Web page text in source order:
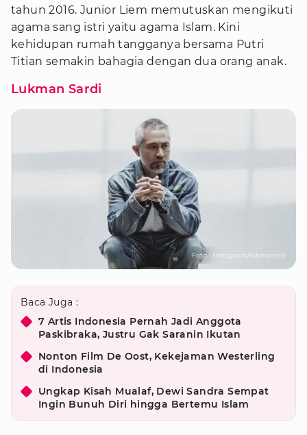
tahun 2016. Junior Liem memutuskan mengikuti
agama sang istri yaitu agama Islam. Kini
kehidupan rumah tangganya bersama Putri
Titian semakin bahagia dengan dua orang anak.
Lukman Sardi
Foto : Instagram/lukmansrd
Baca Juga :
7 Artis Indonesia Pernah Jadi Anggota
Paskibraka, Justru Gak Saranin Ikutan
Nonton Film De Oost, Kekejaman Westerling
di Indonesia
Ungkap Kisah Mualaf, Dewi Sandra Sempat
Ingin Bunuh Diri hingga Bertemu Islam